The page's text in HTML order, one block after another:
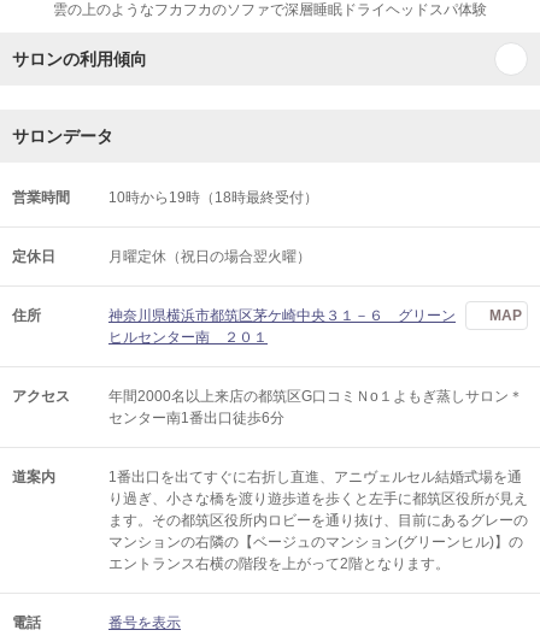
雲の上のようなフカフカのソファで深層睡眠ドライヘッドスパ体験
サロンの利用傾向
サロンデータ
営業時間 10時から19時（18時最終受付）
定休日 月曜定休（祝日の場合翌火曜）
住所
神奈川県横浜市都筑区茅ケ崎中央３１－６ グリーン
ヒルセンター南 ２０１
MAP
アクセス
年間2000名以上来店の都筑区G口コミＮo１よもぎ蒸しサロン＊
センター南1番出口徒歩6分
道案内
1番出口を出てすぐに右折し直進、アニヴェルセル結婚式場を通
り過ぎ、小さな橋を渡り遊歩道を歩くと左手に都筑区役所が見え
ます。その都筑区役所内ロビーを通り抜け、目前にあるグレーの
マンションの右隣の【ベージュのマンション(グリーンヒル)】の
エントランス右横の階段を上がって2階となります。
電話 番号を表示